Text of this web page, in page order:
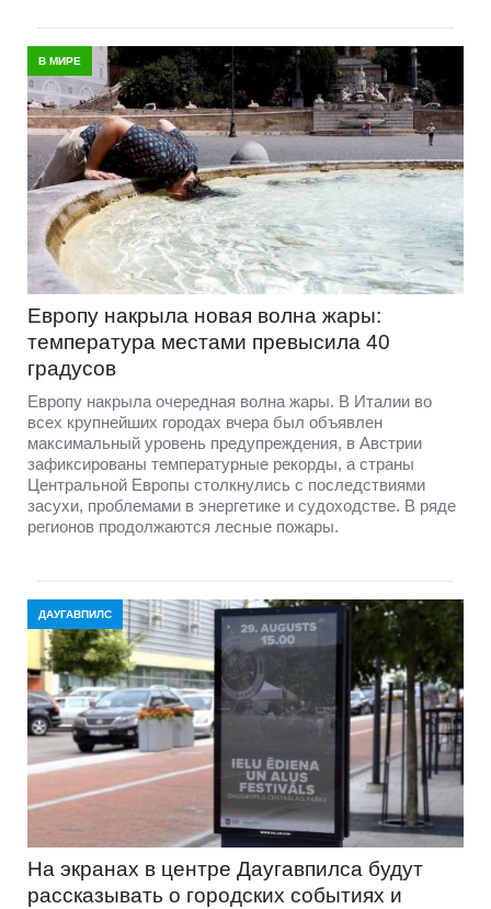
В МИРЕ
Европу накрыла новая волна жары:
температура местами превысила 40
градусов
Европу накрыла очередная волна жары. В Италии во
всех крупнейших городах вчера был объявлен
максимальный уровень предупреждения, в Австрии
зафиксированы температурные рекорды, а страны
Центральной Европы столкнулись с последствиями
засухи, проблемами в энергетике и судоходстве. В ряде
регионов продолжаются лесные пожары.
ДАУГАВПИЛС
На экранах в центре Даугавпилса будут
рассказывать о городских событиях и